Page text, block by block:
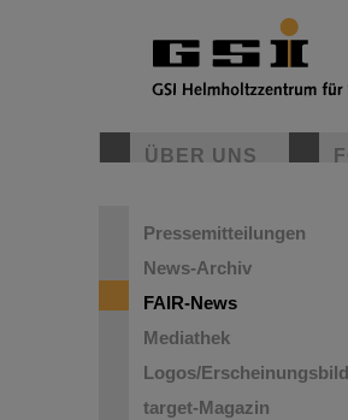
ÜBER UNS
Pressemitteilungen
News-Archiv
FAIR-News
Mediathek
Logos/Erscheinungsbild
target-Magazin